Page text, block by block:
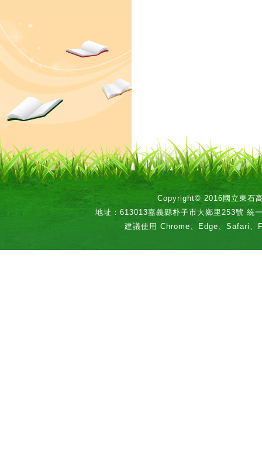
Copyright© 2016國立東石
地址：613013嘉義縣朴子市大鄉里253號 統
建議使用 Chrome、Edge、Safari